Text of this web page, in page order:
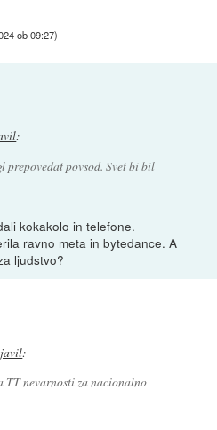
ob 09:27)
:
prepovedat povsod. Svet bi bil
kokakolo in telefone.
ravno meta in bytedance. A
ljudstvo?
:
nevarnosti za nacionalno